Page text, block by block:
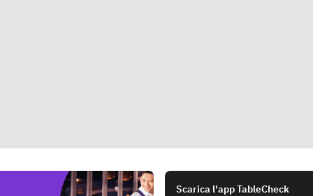
Scarica l'app TableCheck